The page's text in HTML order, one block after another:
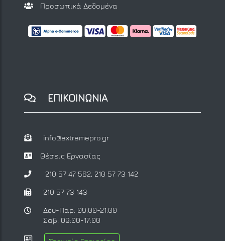
Προσωπικά Δεδομένα
ΕΠΙΚΟΙΝΩΝΙΑ
info@extremepro.gr
Θέσεις Εργασίας
210 57 47 562, 210 57 73 142
210 57 73 143
Δευ-Παρ: 09:00-21:00
Σαβ: 09:00-17:00